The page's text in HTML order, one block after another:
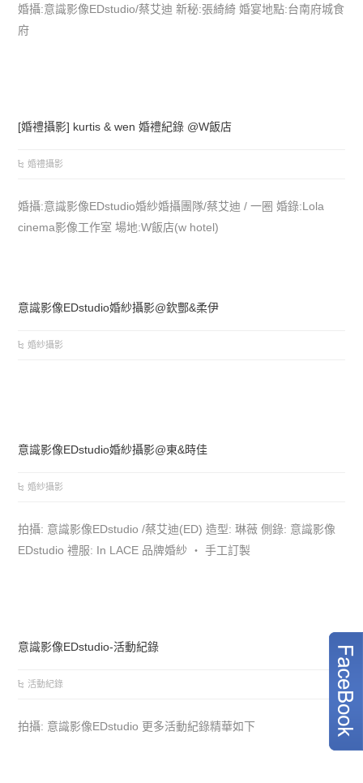
婚攝:意識影像EDstudio/蔡艾迪 新秘:張綺綺 婚宴地點:台南府城食
府
[婚禮攝影] kurtis & wen 婚禮紀錄 @W飯店
婚禮攝影
婚攝:意識影像EDstudio婚紗婚攝團隊/蔡艾迪 / 一圈 婚錄:Lola
cinema影像工作室 場地:W飯店(w hotel)
意識影像EDstudio婚紗攝影@欽酆&柔伊
婚紗攝影
意識影像EDstudio婚紗攝影@東&時佳
婚紗攝影
拍攝: 意識影像EDstudio /蔡艾迪(ED) 造型: 琳薇 側錄: 意識影像
EDstudio 禮服: In LACE 品牌婚紗 ‧ 手工訂製
意識影像EDstudio-活動紀錄
活動紀錄
拍攝: 意識影像EDstudio 更多活動紀錄精華如下